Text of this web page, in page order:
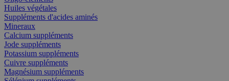
Huiles végétales
Suppléments d'acides aminés
Mineraux
Calcium suppléments
Jode suppléments
Potassium suppléments
Cuivre suppléments
Magnésium suppléments